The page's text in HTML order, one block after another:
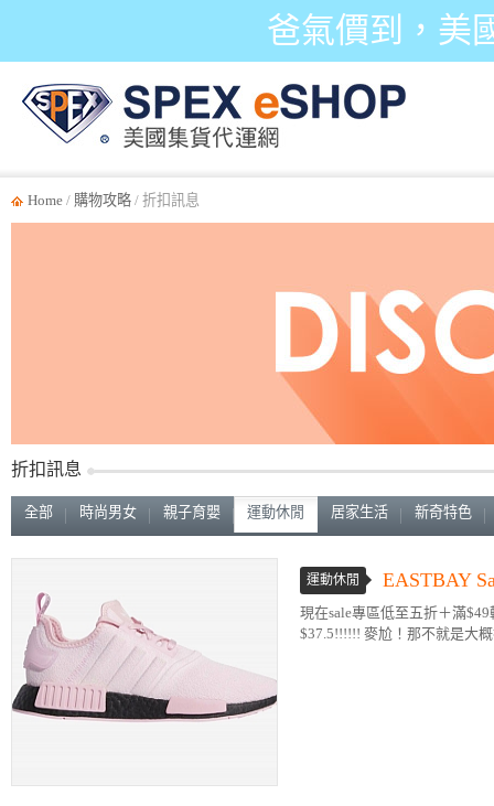
爸氣價到，美
Home / 購物攻略 / 折扣訊息
折扣訊息
全部 時尚男女 親子育嬰 運動休閒 居家生活 新奇特色
運動休閒 EASTBAY
現在sale專區低至五折＋滿
$37.5!!!!!! 麥尬！那不就是大